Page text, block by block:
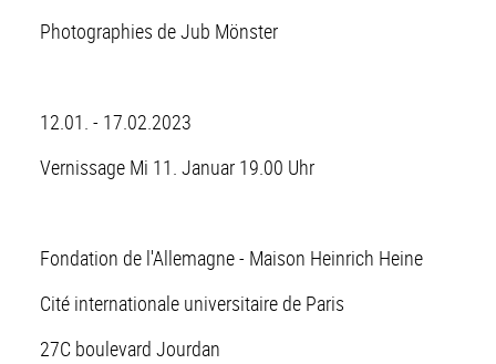
Photographies de Jub Mönster
12.01. - 17.02.2023
Vernissage Mi 11. Januar 19.00 Uhr
Fondation de l'Allemagne - Maison Heinrich Heine
Cité internationale universitaire de Paris
27C boulevard Jourdan